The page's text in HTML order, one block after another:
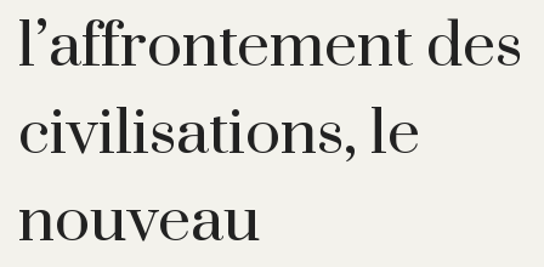
l’affrontement des
civilisations, le
nouveau